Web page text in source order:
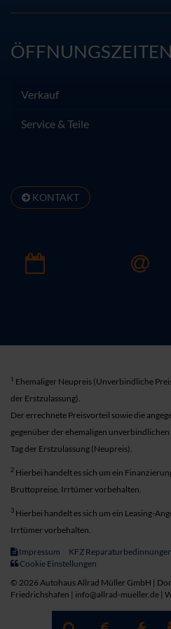
ÖFFNUNGSZEITEN
Verkauf
Service & Teile
KONTAKT
1 Ehemaliger Neupreis (Unverbindliche
der Erstzulassung).
Der errechnete Preisvorteil sowie die
gegenüber der ehemaligen
Tag der Erstzulassung (Neupreis).
2 Hierbei handelt es sich um ein
Bruttopreise. Irrtümer vorbehalten.
3 Hierbei handelt es sich um ein Leasing-
Irrtümer vorbehalten.
Impressum KFZ Reparaturbedinnungen
Cookie Einstellungen
© 2026 Autohaus Allrad Müller GmbH |
Friedrichshafen | info@allrad-mueller.de |